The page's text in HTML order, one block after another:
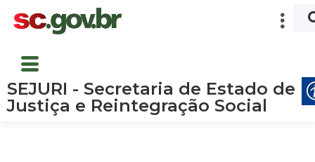
SEJURI - Secretaria de Estado de
Justiça e Reintegração Social